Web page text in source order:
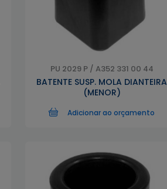
PU 2029 P / A352 331 00 44
BATENTE SUSP. MOLA DIANTEIRA
(MENOR)
Adicionar ao orçamento